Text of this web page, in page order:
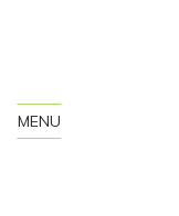
MENU